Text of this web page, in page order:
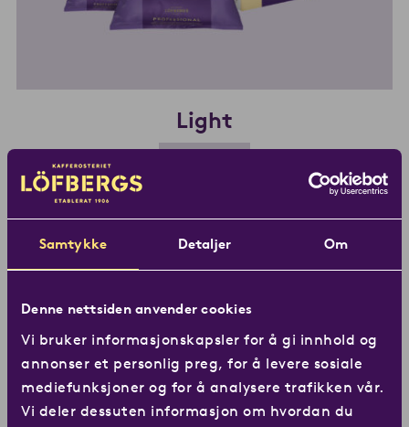
Samtykke Detaljer Om
Denne nettsiden anvender cookies
Vi bruker informasjonskapsler for å gi innhold og
annonser et personlig preg, for å levere sosiale
mediefunksjoner og for å analysere trafikken vår.
Vi deler dessuten informasjon om hvordan du
Light
En lett brent kaffe med lav syre og myke toner av
granola og melkesjokolade.Les mer om